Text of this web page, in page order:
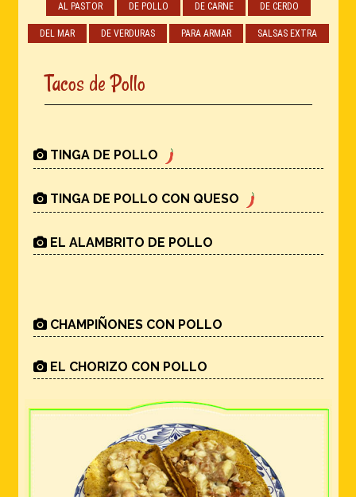
AL PASTOR DE POLLO DE CARNE DE CERDO
DEL MAR DE VERDURAS PARA ARMAR SALSAS EXTRA
Tacos de Pollo
TINGA DE POLLO
TINGA DE POLLO CON QUESO
EL ALAMBRITO DE POLLO
CHAMPIÑONES CON POLLO
EL CHORIZO CON POLLO